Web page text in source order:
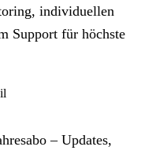
individuellen
Support für höchste
– Updates,